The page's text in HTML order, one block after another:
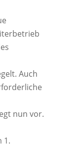
Auch
nun vor.
1.